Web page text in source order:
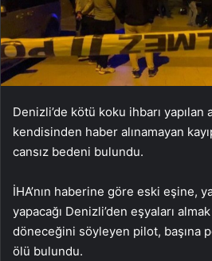
Denizli’de kötü koku ihbarı
kendisinden haber alınamayan
cansız bedeni bulundu.
İHA’nın haberine göre eski eşine,
yapacağı Denizli’den eşyaları
döneceğini söyleyen pilot, başına
ölü bulundu.